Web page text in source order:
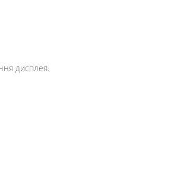
дисплея.